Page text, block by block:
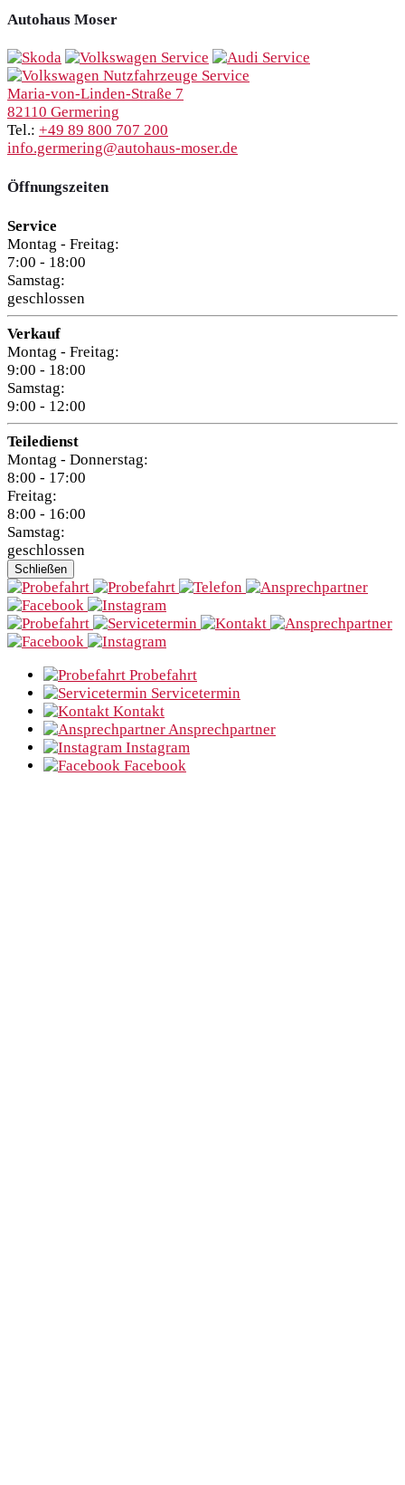
Autohaus Moser
Maria-von-Linden-Straße 7
82110 Germering
Tel.: +49 89 800 707 200
info.germering@autohaus-moser.de
Öffnungszeiten
Service
Montag - Freitag:
7:00 - 18:00
Samstag:
geschlossen
Verkauf
Montag - Freitag:
9:00 - 18:00
Samstag:
9:00 - 12:00
Teiledienst
Montag - Donnerstag:
8:00 - 17:00
Freitag:
8:00 - 16:00
Samstag:
geschlossen
Schließen
Probefahrt
Servicetermin
Kontakt
Ansprechpartner
Instagram
Facebook